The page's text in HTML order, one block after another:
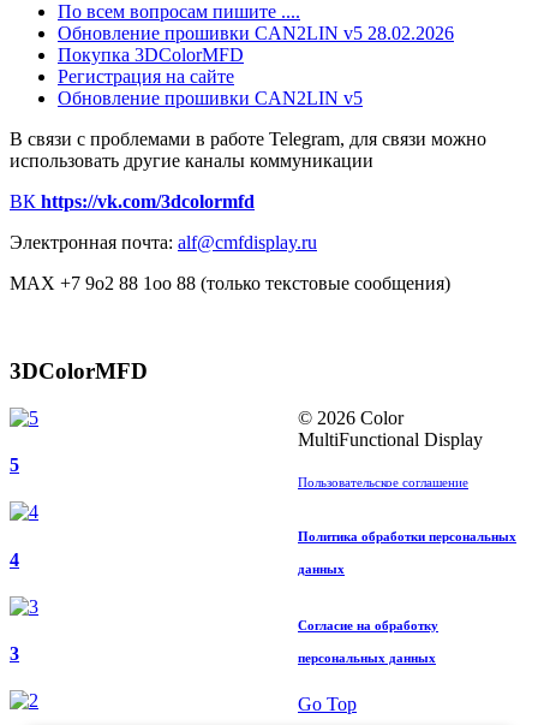
По всем вопросам пишите ....
Обновление прошивки CAN2LIN v5 28.02.2026
Покупка 3DColorMFD
Регистрация на сайте
Обновление прошивки CAN2LIN v5
В связи с проблемами в работе Telegram, для связи можно
использовать другие каналы коммуникации
ВК https://vk.com/3dcolormfd
Электронная почта: alf@cmfdisplay.ru
MAX +7 9o2 88 1oo 88 (только текстовые сообщения)
3DColorMFD
5
4
3
© 2026 Color
MultiFunctional Display
Пользовательское соглашение
Политика обработки персональных
данных
Согласие на обработку
персональных данных
Go Top